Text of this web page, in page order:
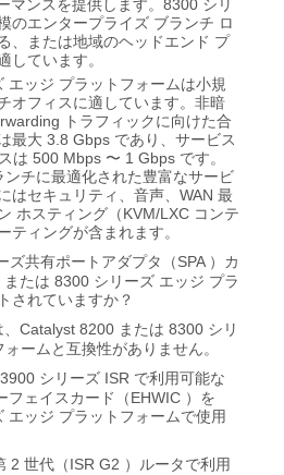
マンスを提供します。 8300 シリ
のエンタープライズ ブランチ ロ
、または地域のヘッドエンド プ
しています。
エッジ プラットフォームは小規
オフィスに適しています。非暗
トラフィックに向けた合
最大 3.8 Gbps であり、サービス
は 500 Mbps 〜 1 Gbps です。
ンチに最適化された豊富なサービ
はセキュリティ、音声、 WAN 最
ホスティング（ KVM/LXC コンテ
ティングが含まれます。
ズ共有ポートアダプタ（ SPA ）カ
または 8300 シリーズ エッジ プラ
されていますか？
Catalyst 8200 または 8300 シリ
ォームと互換性がありません。
3900 シリーズ ISR で利用可能な
フェイスカード（ EHWIC ）を
エッジ プラットフォームで使用
2 世代（ ISR G2 ）ルータで利用